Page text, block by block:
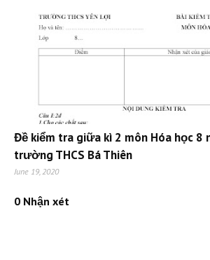
Đề kiểm tra giữa kì 2 môn Hóa học 8
trường THCS Bá Thiên
June 19, 2020
0 Nhận xét